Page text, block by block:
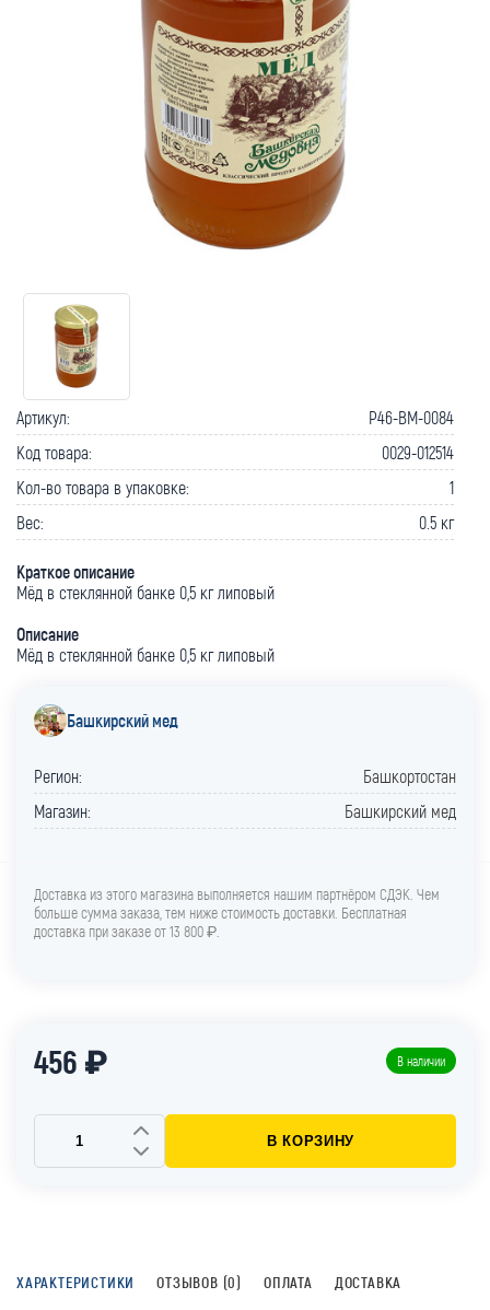
Артикул:
P46-BM-0084
Код товара:
0029-012514
Кол-во товара в упаковке:
1
Вес:
0.5 кг
Краткое описание
Мёд в стеклянной банке 0,5 кг липовый
Описание
Мёд в стеклянной банке 0,5 кг липовый
Башкирский мед
Регион:
Башкортостан
Магазин:
Башкирский мед
Доставка из этого магазина выполняется нашим партнёром СДЭК. Чем
больше сумма заказа, тем ниже стоимость доставки. Бесплатная
доставка при заказе от 13 800 ₽.
456 ₽ В наличии
В КОРЗИНУ
ХАРАКТЕРИСТИКИ ОТЗЫВОВ (0) ОПЛАТА ДОСТАВКА